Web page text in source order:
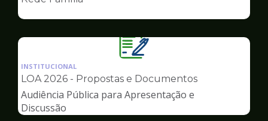
Governo
Ilustração
da
pagina
Governo
INSTITUCIONAL
LOA 2026 - Propostas e Documentos
Audiência Pública para Apresentação e
Discussão